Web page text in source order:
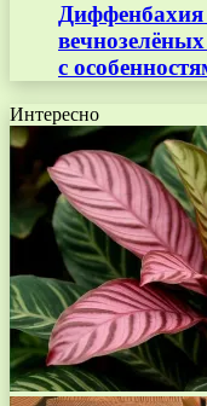
Диффенбахия
с
Интересно